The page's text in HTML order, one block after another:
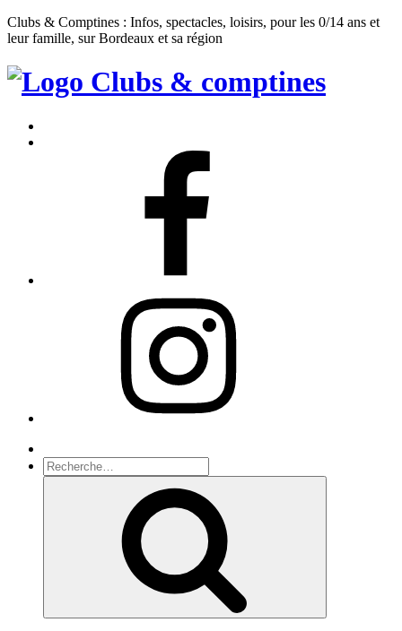
Clubs & Comptines : Infos, spectacles, loisirs, pour les 0/14 ans et
leur famille, sur Bordeaux et sa région
Clubs
Comptines
Recherche
pour